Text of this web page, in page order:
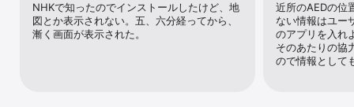
NHKで知ったのでインストールしたけど、地
図とか表示されない。五、六分経ってから、
漸く画面が表示された。
近所のAEDの位
ない情報はユー
のアプリを入れ
そのあたりの協
ので情報として